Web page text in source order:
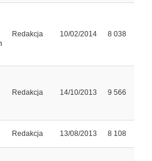
Redakcja 10/02/2014 8 038
Redakcja 14/10/2013 9 566
Redakcja 13/08/2013 8 108